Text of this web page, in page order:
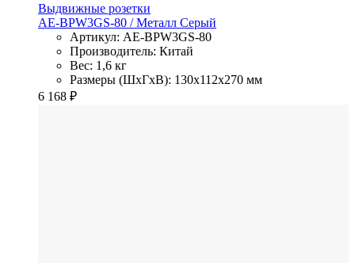
Выдвижные розетки
AE-BPW3GS-80 / Металл Серый
Артикул: AE-BPW3GS-80
Производитель: Китай
Вес: 1,6 кг
Размеры (ШхГхВ): 130x112x270 мм
6 168 ₽